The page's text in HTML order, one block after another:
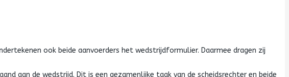
ook beide aanvoerders het wedstrijdformulier. Daarmee dragen zij
aan de wedstrijd. Dit is een gezamenlijke taak van de scheidsrechter en beide